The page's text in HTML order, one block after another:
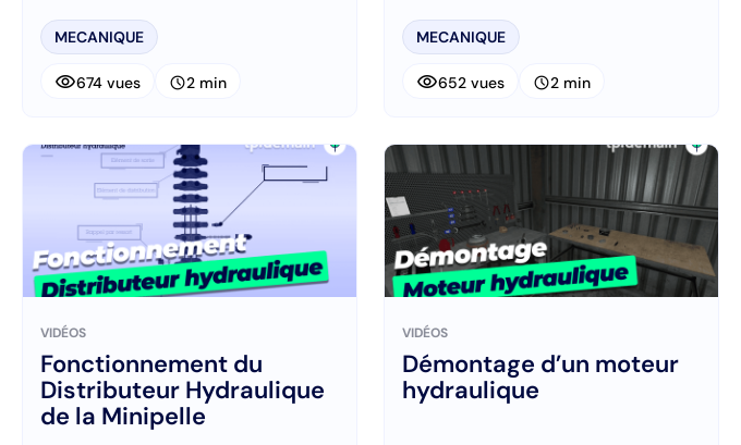
MECANIQUE
visibility674 vues schedule2 min
MECANIQUE
visibility652 vues schedule2 min
VIDÉOS
Fonctionnement du
Distributeur Hydraulique
de la Minipelle
VIDÉOS
Démontage d’un moteur
hydraulique